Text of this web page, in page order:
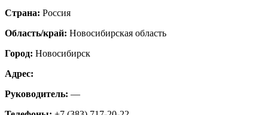
Страна: Россия
Область/край: Новосибирская область
Город: Новосибирск
Адрес:
Руководитель: —